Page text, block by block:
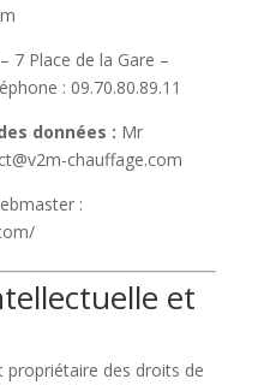
7 Place de la Gare –
: 09.70.80.89.11
données : Mr
chauffage.com
:
et
propriétaire des droits de